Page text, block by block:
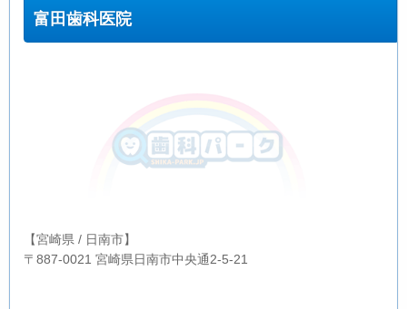
富田歯科医院
【宮崎県 / 日南市】
〒887-0021 宮崎県日南市中央通2-5-21